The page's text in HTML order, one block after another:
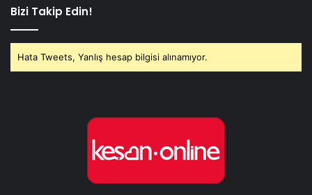
Bizi Takip Edin!
Hata Tweets, Yanlış hesap bilgisi alınamıyor.